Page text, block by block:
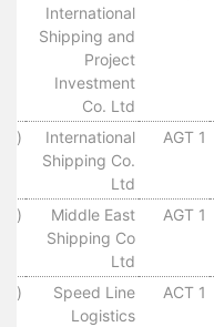
International
Shipping and
Project
Investment
Co. Ltd
AGT 1
International
Shipping Co.
Ltd
AGT 1
Middle East
Shipping Co
Ltd
ACT 1
Speed Line
Logistics